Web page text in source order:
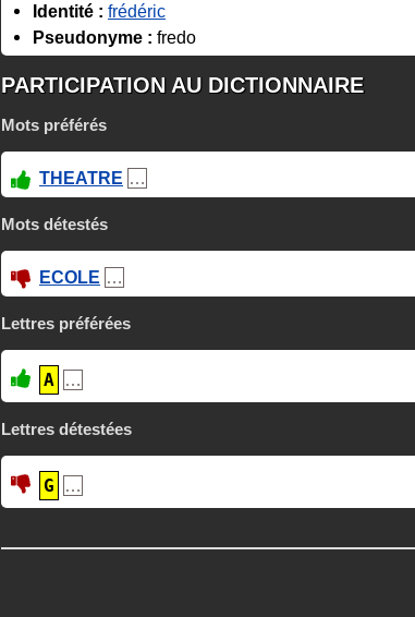
Identité : frédéric
Pseudonyme : fredo
PARTICIPATION AU DICTIONNAIRE
Mots préférés
THEATRE …
Mots détestés
ECOLE …
Lettres préférées
A …
Lettres détestées
G …